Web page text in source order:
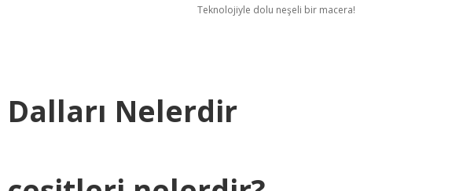
Teknolojiyle dolu neşeli bir macera!
Nelerdir